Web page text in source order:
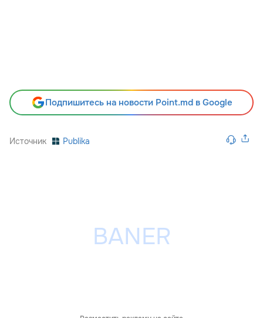
Подпишитесь на новости Point.md в Google
Источник Publika